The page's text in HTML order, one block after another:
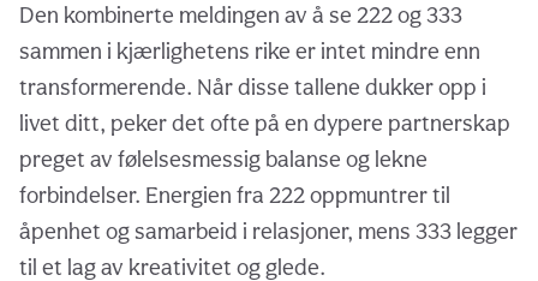
Den kombinerte meldingen av å se 222 og 333
sammen i kjærlighetens rike er intet mindre enn
transformerende. Når disse tallene dukker opp i
livet ditt, peker det ofte på en dypere partnerskap
preget av følelsesmessig balanse og lekne
forbindelser. Energien fra 222 oppmuntrer til
åpenhet og samarbeid i relasjoner, mens 333 legger
til et lag av kreativitet og glede.